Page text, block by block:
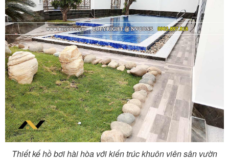
Thiết kế hồ bơi hài hòa với kiến trúc khuôn viên sân vườn